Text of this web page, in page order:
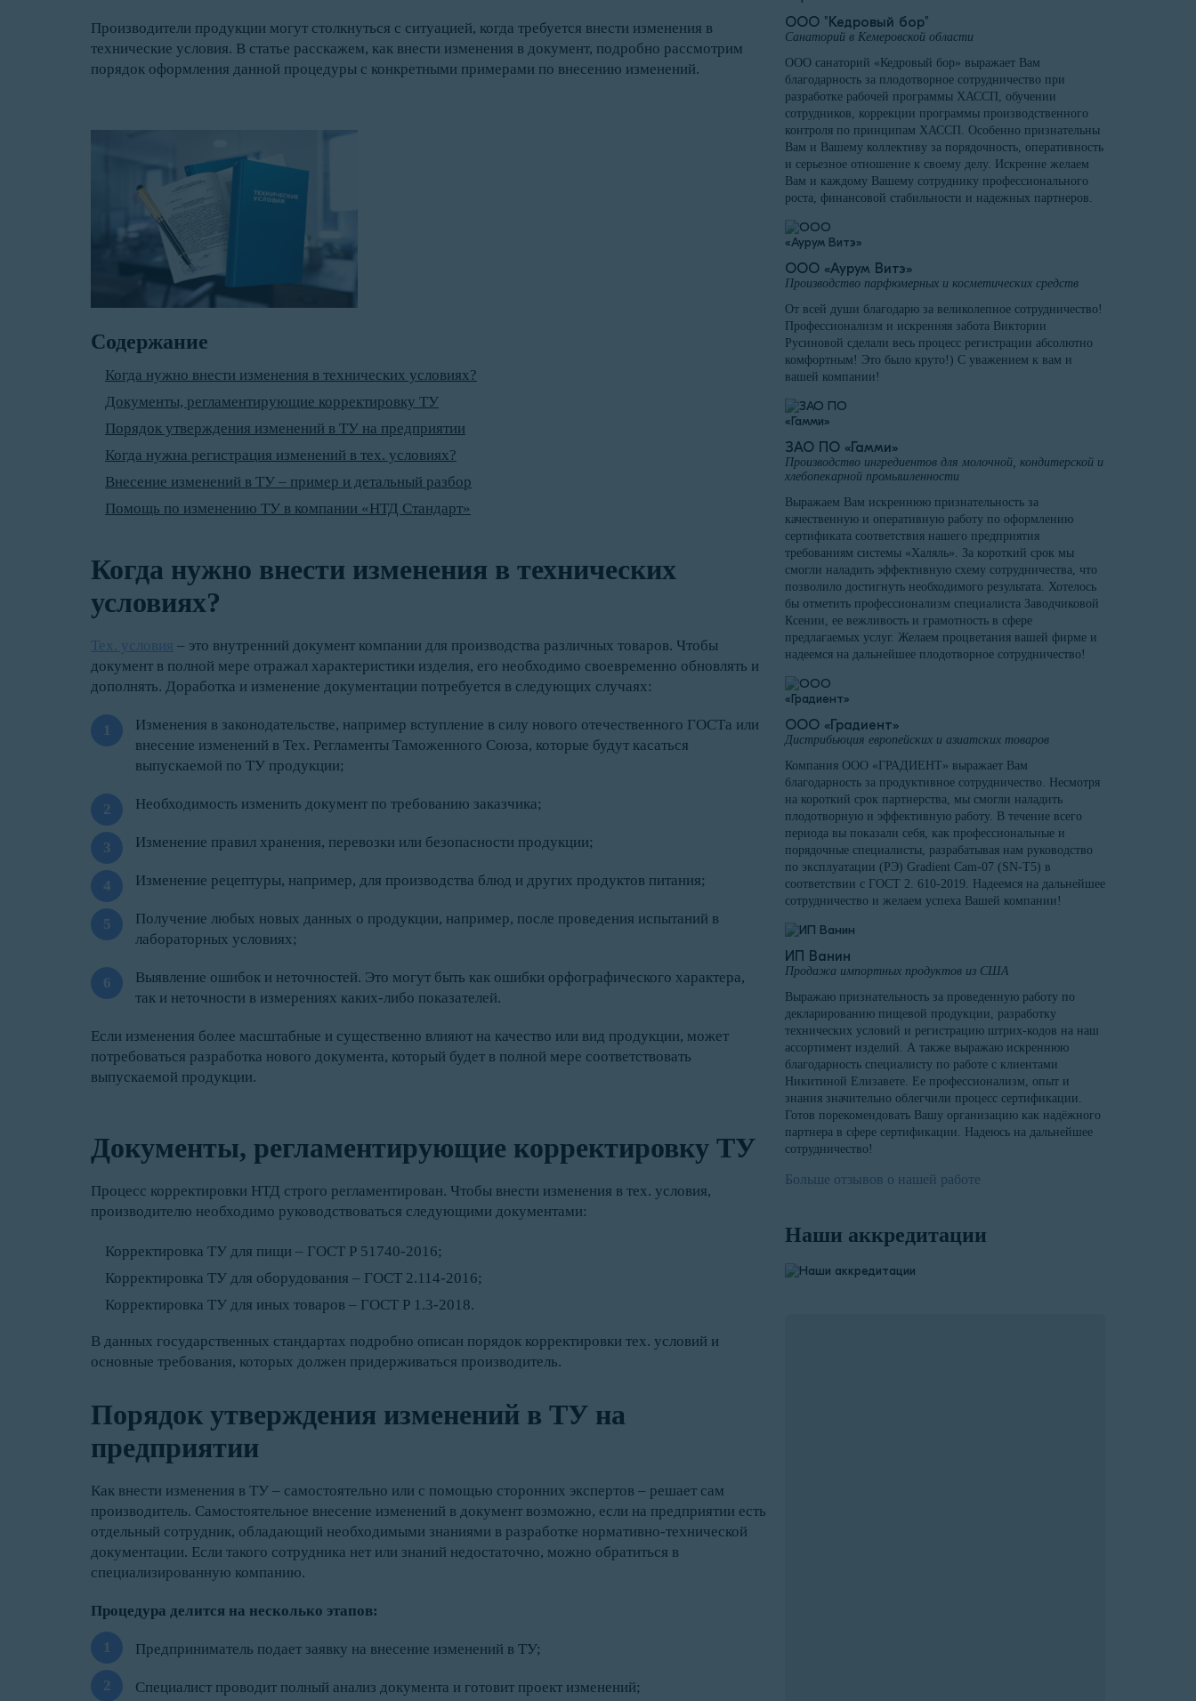
Производители продукции могут столкнуться с ситуацией, когда требуется внести изменения в
технические условия. В статье расскажем, как внести изменения в документ, подробно рассмотрим
порядок оформления данной процедуры с конкретными примерами по внесению изменений.
Содержание
Когда нужно внести изменения в технических условиях?
Документы, регламентирующие корректировку ТУ
Порядок утверждения изменений в ТУ на предприятии
Когда нужна регистрация изменений в тех. условиях?
Внесение изменений в ТУ – пример и детальный разбор
Помощь по изменению ТУ в компании «НТД Стандарт»
Когда нужно внести изменения в технических
условиях?
Тех. условия – это внутренний документ компании для производства различных товаров. Чтобы
документ в полной мере отражал характеристики изделия, его необходимо своевременно обновлять и
дополнять. Доработка и изменение документации потребуется в следующих случаях:
Изменения в законодательстве, например вступление в силу нового отечественного ГОСТа или
внесение изменений в Тех. Регламенты Таможенного Союза, которые будут касаться
выпускаемой по ТУ продукции;
Необходимость изменить документ по требованию заказчика;
Изменение правил хранения, перевозки или безопасности продукции;
Изменение рецептуры, например, для производства блюд и других продуктов питания;
Получение любых новых данных о продукции, например, после проведения испытаний в
лабораторных условиях;
Выявление ошибок и неточностей. Это могут быть как ошибки орфографического характера,
так и неточности в измерениях каких-либо показателей.
Если изменения более масштабные и существенно влияют на качество или вид продукции, может
потребоваться разработка нового документа, который будет в полной мере соответствовать
выпускаемой продукции.
Документы, регламентирующие корректировку ТУ
Процесс корректировки НТД строго регламентирован. Чтобы внести изменения в тех. условия,
производителю необходимо руководствоваться следующими документами:
Корректировка ТУ для пищи – ГОСТ Р 51740-2016;
Корректировка ТУ для оборудования – ГОСТ 2.114-2016;
Корректировка ТУ для иных товаров – ГОСТ Р 1.3-2018.
В данных государственных стандартах подробно описан порядок корректировки тех. условий и
основные требования, которых должен придерживаться производитель.
Порядок утверждения изменений в ТУ на
предприятии
Как внести изменения в ТУ – самостоятельно или с помощью сторонних экспертов – решает сам
производитель. Самостоятельное внесение изменений в документ возможно, если на предприятии есть
отдельный сотрудник, обладающий необходимыми знаниями в разработке нормативно-технической
документации. Если такого сотрудника нет или знаний недостаточно, можно обратиться в
специализированную компанию.
Процедура делится на несколько этапов:
Предприниматель подает заявку на внесение изменений в ТУ;
Специалист проводит полный анализ документа и готовит проект изменений;
ООО "Кедровый бор"
Санаторий в Кемеровской области
ООО санаторий «Кедровый бор» выражает Вам
благодарность за плодотворное сотрудничество при
разработке рабочей программы ХАССП, обучении
сотрудников, коррекции программы производственного
контроля по принципам ХАССП. Особенно признательны
Вам и Вашему коллективу за порядочность, оперативность
и серьезное отношение к своему делу. Искренне желаем
Вам и каждому Вашему сотруднику профессионального
роста, финансовой стабильности и надежных партнеров.
ООО «Аурум Витэ»
Производство парфюмерных и косметических средств
От всей души благодарю за великолепное сотрудничество!
Профессионализм и искренняя забота Виктории
Русиновой сделали весь процесс регистрации абсолютно
комфортным! Это было круто!) С уважением к вам и
вашей компании!
ЗАО ПО «Гамми»
Производство ингредиентов для молочной, кондитерской и
хлебопекарной промышленности
Выражаем Вам искреннюю признательность за
качественную и оперативную работу по оформлению
сертификата соответствия нашего предприятия
требованиям системы «Халяль». За короткий срок мы
смогли наладить эффективную схему сотрудничества, что
позволило достигнуть необходимого результата. Хотелось
бы отметить профессионализм специалиста Заводчиковой
Ксении, ее вежливость и грамотность в сфере
предлагаемых услуг. Желаем процветания вашей фирме и
надеемся на дальнейшее плодотворное сотрудничество!
ООО «Градиент»
Дистрибьюция европейских и азиатских товаров
Компания ООО «ГРАДИЕНТ» выражает Вам
благодарность за продуктивное сотрудничество. Несмотря
на короткий срок партнерства, мы смогли наладить
плодотворную и эффективную работу. В течение всего
периода вы показали себя, как профессиональные и
порядочные специалисты, разрабатывая нам руководство
по эксплуатации (РЭ) Gradient Cam-07 (SN-T5) в
соответствии с ГОСТ 2. 610-2019. Надеемся на дальнейшее
сотрудничество и желаем успеха Вашей компании!
ИП Ванин
Продажа импортных продуктов из США
Выражаю признательность за проведенную работу по
декларированию пищевой продукции, разработку
технических условий и регистрацию штрих-кодов на наш
ассортимент изделий. А также выражаю искреннюю
благодарность специалисту по работе с клиентами
Никитиной Елизавете. Ее профессионализм, опыт и
знания значительно облегчили процесс сертификации.
Готов порекомендовать Вашу организацию как надёжного
партнера в сфере сертификации. Надеюсь на дальнейшее
сотрудничество!
Больше отзывов о нашей работе
Наши аккредитации